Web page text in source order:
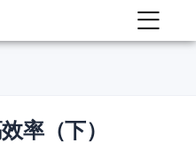
率（下）